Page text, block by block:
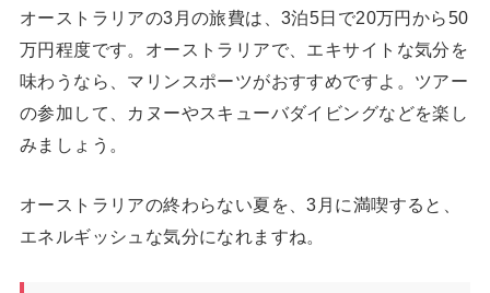
オーストラリアの3月の旅費は、3泊5日で20万円から50
万円程度です。オーストラリアで、エキサイトな気分を
味わうなら、マリンスポーツがおすすめですよ。ツアー
の参加して、カヌーやスキューバダイビングなどを楽し
みましょう。
オーストラリアの終わらない夏を、3月に満喫すると、
エネルギッシュな気分になれますね。